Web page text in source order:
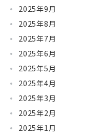
2025年9月
2025年8月
2025年7月
2025年6月
2025年5月
2025年4月
2025年3月
2025年2月
2025年1月